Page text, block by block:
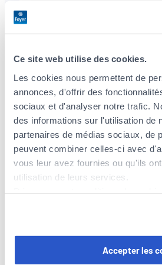
Ce site web utilise des cookies.
Les cookies nous permettent de
annonces, d'offrir des
sociaux et d'analyser notre trafic.
des informations sur l'utilisation de
partenaires de médias sociaux, de
peuvent combiner celles-ci avec
vous leur avez fournies ou qu'ils
utilisation de leurs services.
Vous avez la possibilité de retirer
moment en cliquant sur le lien
Accepter les
MARQUES
Matricule CAA :
+352
26530670
profil